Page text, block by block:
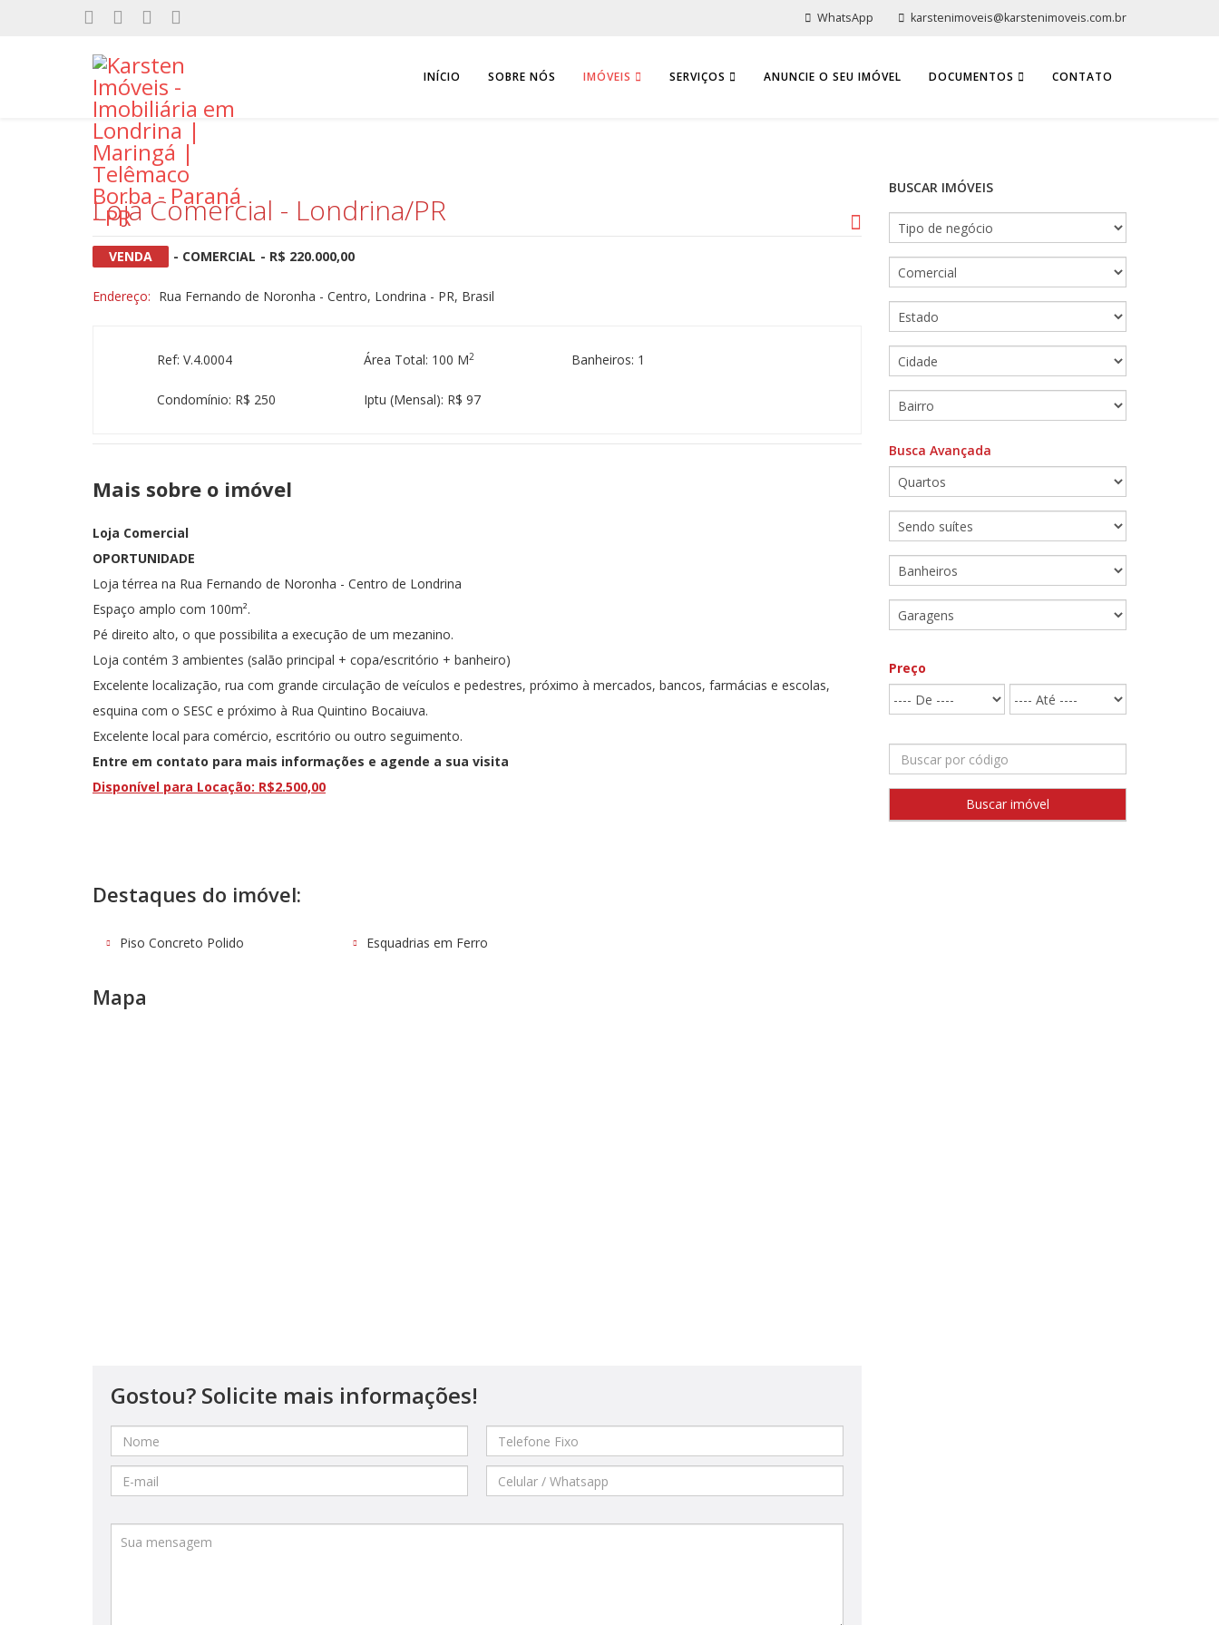
WhatsApp karstenimoveis@karstenimoveis.com.br
INÍCIO SOBRE NÓS IMÓVEIS SERVIÇOS ANUNCIE O SEU IMÓVEL DOCUMENTOS CONTATO
Loja Comercial - Londrina/PR
VENDA - COMERCIAL - R$ 220.000,00
Endereço: Rua Fernando de Noronha - Centro, Londrina - PR, Brasil
Ref: V.4.0004 Área Total: 100 M2 Banheiros: 1
Condomínio: R$ 250 Iptu (mensal): R$ 97
Mais sobre o imóvel
Loja Comercial
OPORTUNIDADE
Loja térrea na Rua Fernando de Noronha - Centro de Londrina
Espaço amplo com 100m².
Pé direito alto, o que possibilita a execução de um mezanino.
Loja contém 3 ambientes (salão principal + copa/escritório + banheiro)
Excelente localização, rua com grande circulação de veículos e pedestres, próximo à mercados, bancos, farmácias e escolas,
esquina com o SESC e próximo à Rua Quintino Bocaiuva.
Excelente local para comércio, escritório ou outro seguimento.
Entre em contato para mais informações e agende a sua visita
Disponível para Locação: R$2.500,00
Destaques do imóvel:
Piso Concreto Polido Esquadrias em Ferro
Mapa
Gostou? Solicite mais informações!
BUSCAR IMÓVEIS
Busca Avançada
Preço